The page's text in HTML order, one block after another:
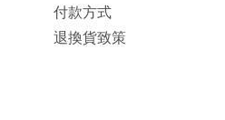
付款方式
退換貨致策